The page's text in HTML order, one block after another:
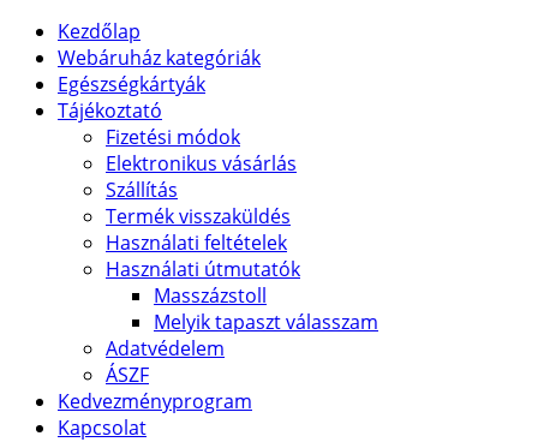
Kezdőlap
Webáruház kategóriák
Egészségkártyák
Tájékoztató
Fizetési módok
Elektronikus vásárlás
Szállítás
Termék visszaküldés
Használati feltételek
Használati útmutatók
Masszázstoll
Melyik tapaszt válasszam
Adatvédelem
ÁSZF
Kedvezményprogram
Kapcsolat